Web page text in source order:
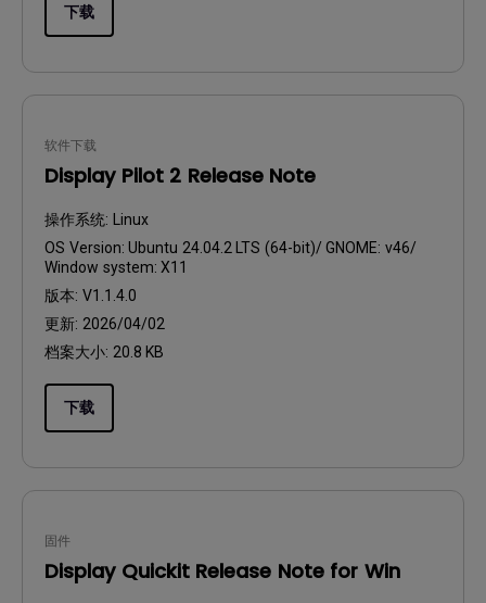
下载
软件下载
Display Pilot 2 Release Note
操作系统:
Linux
OS Version: Ubuntu 24.04.2 LTS (64-bit)/ GNOME: v46/
Window system: X11
版本: V1.1.4.0
更新: 2026/04/02
档案大小: 20.8 KB
下载
固件
Display Quickit Release Note for Win